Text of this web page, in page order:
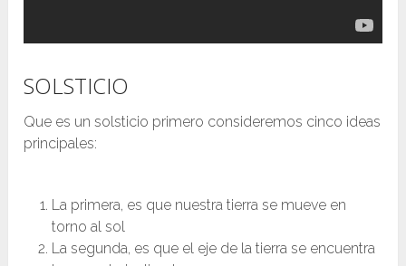
SOLSTICIO
Que es un solsticio primero consideremos cinco ideas
principales:
La primera, es que nuestra tierra se mueve en
torno al sol
La segunda, es que el eje de la tierra se encuentra